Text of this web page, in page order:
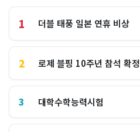
1 더블 태풍 일본 연휴 비상
2 로제 블핑 10주년 참석 확정
3 대학수학능력시험